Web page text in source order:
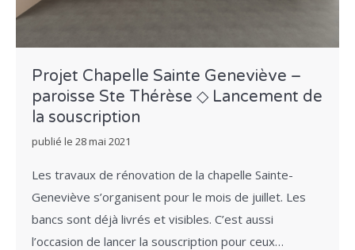
Projet Chapelle Sainte Geneviève –
paroisse Ste Thérèse ◇ Lancement de
la souscription
publié le 28 mai 2021
Les travaux de rénovation de la chapelle Sainte-
Geneviève s’organisent pour le mois de juillet. Les
bancs sont déjà livrés et visibles. C’est aussi
l’occasion de lancer la souscription pour ceux…